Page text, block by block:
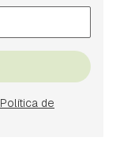
Política de